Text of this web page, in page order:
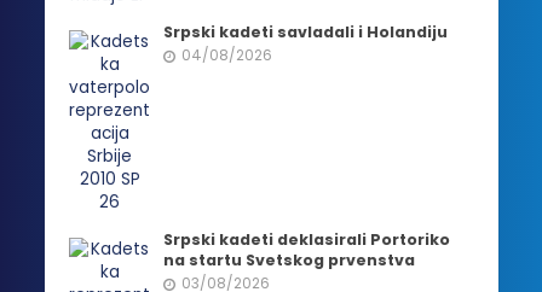
Srpski kadeti savladali i Holandiju
04/08/2026
Srpski kadeti deklasirali Portoriko
na startu Svetskog prvenstva
03/08/2026